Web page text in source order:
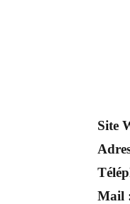
Site
Mail